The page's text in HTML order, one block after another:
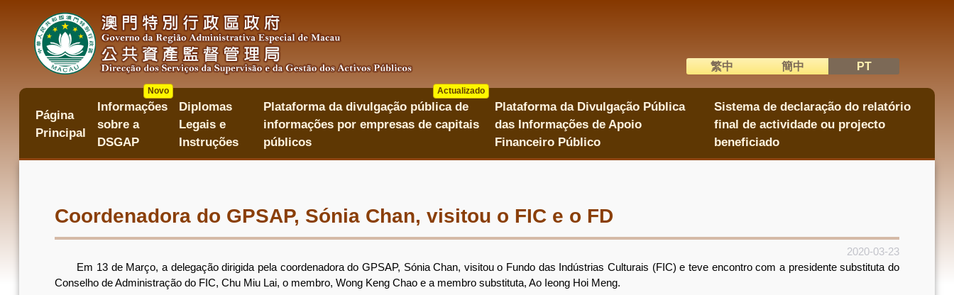
conteúdo
語系切換
繁中 簡中 PT
Página
Principal
Informações
sobre a
DSGAP
Novo
Diplomas
Legais e
Instruções
Plataforma da divulgação pública de
informações por empresas de capitais
públicos
Actualizado
Plataforma da Divulgação Pública
das Informações de Apoio
Financeiro Público
Sistema de declaração do relatório
final de actividade ou projecto
beneficiado
Coordenadora do GPSAP, Sónia Chan, visitou o FIC e o FD
2020-03-23
Em 13 de Março, a delegação dirigida pela coordenadora do GPSAP, Sónia Chan, visitou o Fundo das Indústrias Culturais (FIC) e teve encontro com a presidente substituta do
Conselho de Administração do FIC, Chu Miu Lai, o membro, Wong Keng Chao e a membro substituta, Ao Ieong Hoi Meng.